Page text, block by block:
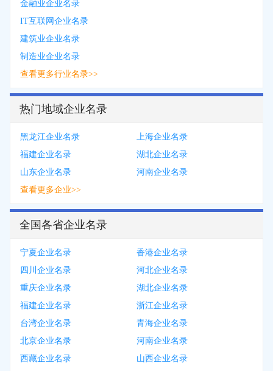
金融业企业名录
IT互联网企业名录
建筑业企业名录
制造业企业名录
查看更多行业名录>>
热门地域企业名录
黑龙江企业名录
上海企业名录
福建企业名录
湖北企业名录
山东企业名录
河南企业名录
查看更多企业>>
全国各省企业名录
宁夏企业名录
香港企业名录
四川企业名录
河北企业名录
重庆企业名录
湖北企业名录
福建企业名录
浙江企业名录
台湾企业名录
青海企业名录
北京企业名录
河南企业名录
西藏企业名录
山西企业名录